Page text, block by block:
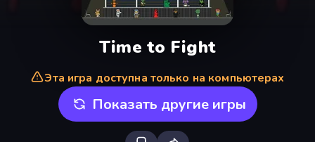
Time to Fight
Эта игра доступна только на компьютерах
Показать другие игры